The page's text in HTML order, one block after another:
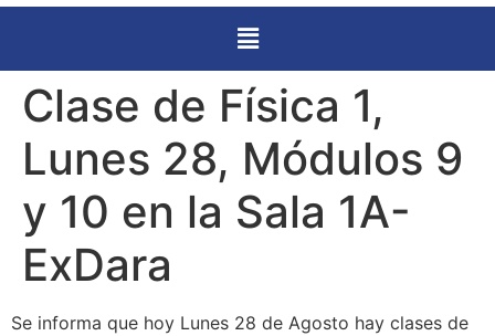
Clase de Física 1,
Lunes 28, Módulos 9
y 10 en la Sala 1A-
ExDara
Se informa que hoy Lunes 28 de Agosto hay clases de